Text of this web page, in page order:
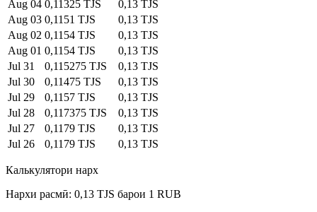
Aug 04 0,11325 TJS
0,13 TJS
Aug 03 0,1151 TJS
0,13 TJS
Aug 02 0,1154 TJS
0,13 TJS
Aug 01 0,1154 TJS
0,13 TJS
Jul 31
0,115275 TJS
0,13 TJS
Jul 30
0,11475 TJS
0,13 TJS
Jul 29
0,1157 TJS
0,13 TJS
Jul 28
0,117375 TJS
0,13 TJS
Jul 27
0,1179 TJS
0,13 TJS
Jul 26
0,1179 TJS 0,13 TJS
Калькулятори нарх
Нархи расмӣ: 0,13 TJS барои 1 RUB